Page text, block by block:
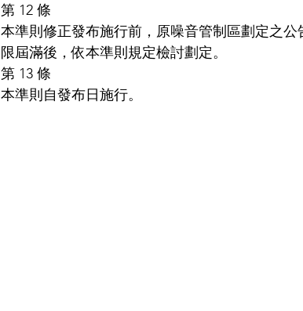
第 12 條
本準則修正發布施行前，原噪音管制區劃定之
限屆滿後，依本準則規定檢討劃定。
第 13 條
本準則自發布日施行。